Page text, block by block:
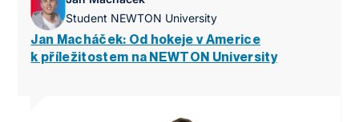
Student NEWTON University
Jan Macháček: Od hokeje v Americe
k příležitostem na NEWTON University